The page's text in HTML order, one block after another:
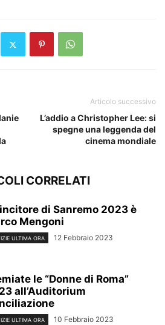
Articolo successivo
L’addio a Christopher Lee: si
spegne una leggenda del
cinema mondiale
CORRELATI
di Sanremo 2023 è
Mengoni
ULTIMA ORA 12 Febbraio 2023
le “Donne di Roma”
all’Auditorium
ULTIMA ORA 10 Febbraio 2023